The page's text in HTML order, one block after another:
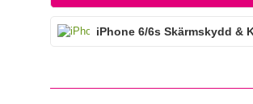
iPhone 6/6s Skärmskydd &